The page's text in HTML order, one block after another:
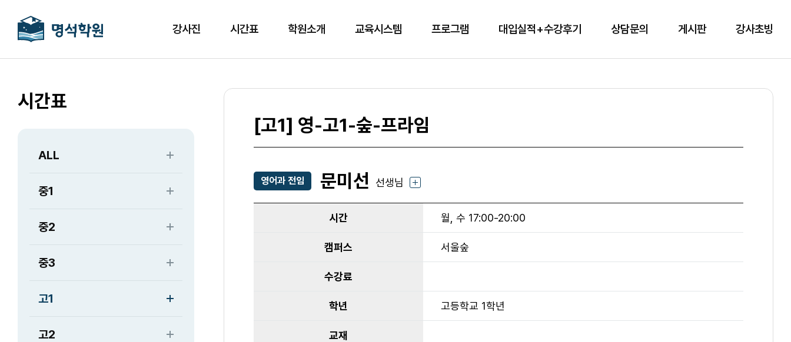
강사진 시간표 학원소개 교육시스템 프로그램 대입실적+수강후기 상담문의 게시판 강사초빙
시간표
ALL
중1
중2
중3
고1
고2
[고1] 영-고1-숲-프라임
영어과 전임 문미선 선생님
시간 월, 수 17:00-20:00
캠퍼스 서울숲
수강료
학년 고등학교 1학년
교재